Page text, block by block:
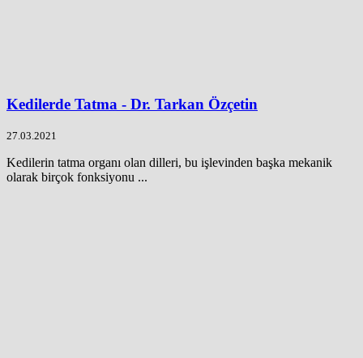
Kedilerde Tatma - Dr. Tarkan Özçetin
27.03.2021
Kedilerin tatma organı olan dilleri, bu işlevinden başka mekanik
olarak birçok fonksiyonu ...